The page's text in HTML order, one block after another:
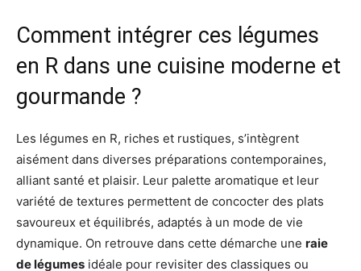
Comment intégrer ces légumes
en R dans une cuisine moderne et
gourmande ?
Les légumes en R, riches et rustiques, s’intègrent
aisément dans diverses préparations contemporaines,
alliant santé et plaisir. Leur palette aromatique et leur
variété de textures permettent de concocter des plats
savoureux et équilibrés, adaptés à un mode de vie
dynamique. On retrouve dans cette démarche une raie
de légumes idéale pour revisiter des classiques ou